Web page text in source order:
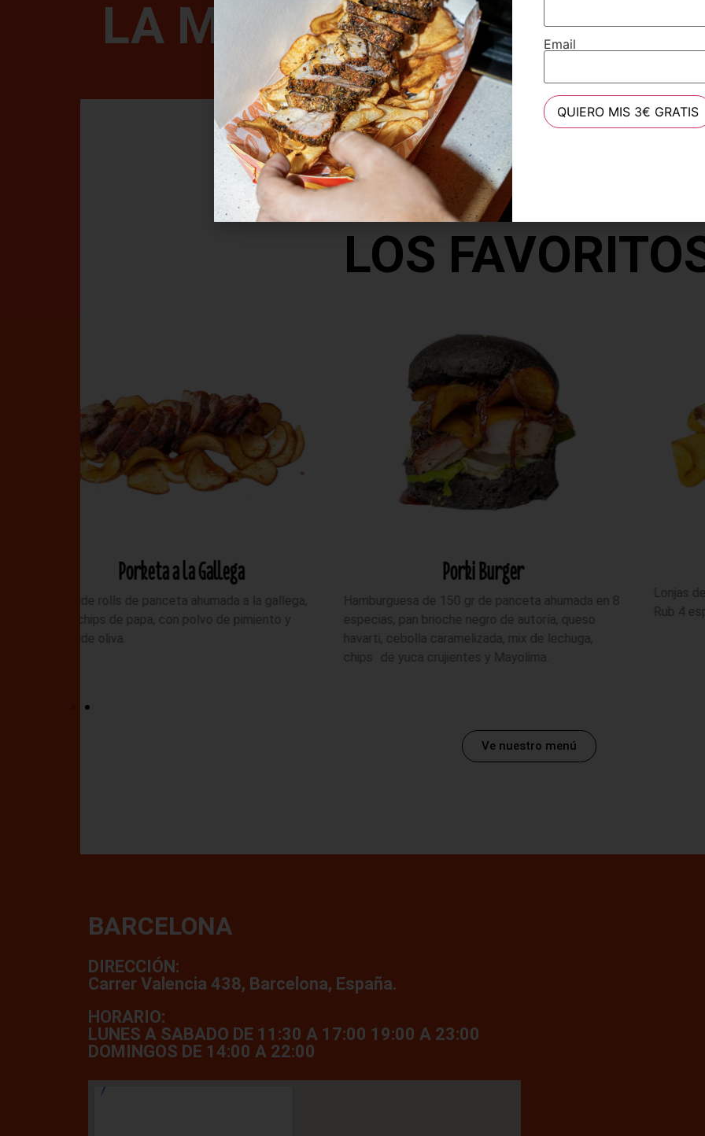
LA MEJOR PANCETA DE
LOS
Porki Burger
Hamburguesa de 150 gr de panceta ahumada en 8
especias, pan brioche negro de autoría, queso
havarti, cebolla caramelizada, mix de lechuga,
Chips and Pork
Lonjas de patata o yuca frita, salpicadas con:
Rub 4 especias, Rub Especias Hot.
Ve nuestro menú
BARCELONA
DIRECCIÓN:
Carrer Valencia 438, Barcelona, España.
HORARIO:
LUNES A SABADO DE 11:30 A 17:00 19:00 A 23:00
DOMINGOS DE 14:00 A 22:00
Email